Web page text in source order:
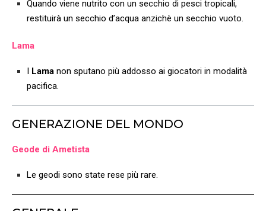
Quando viene nutrito con un secchio di pesci tropicali,
restituirà un secchio d’acqua anzichè un secchio vuoto.
Lama
I Lama non sputano più addosso ai giocatori in modalità
pacifica.
GENERAZIONE DEL MONDO
Geode di Ametista
Le geodi sono state rese più rare.